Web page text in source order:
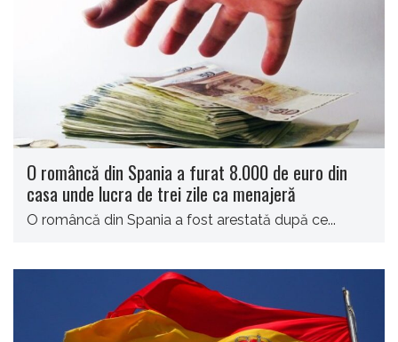
O româncă din Spania a furat 8.000 de euro din
casa unde lucra de trei zile ca menajeră
O româncă din Spania a fost arestată după ce...